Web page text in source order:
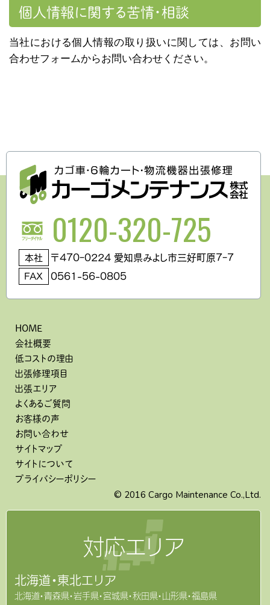
個人情報に関する苦情・相談
当社における個人情報の取り扱いに関しては、お問い
合わせフォームからお問い合わせください。
0120-320-725
本社 〒470ｰ0224 愛知県みよし市三好町原7ｰ7
FAX 0561-56-0805
HOME
会社概要
低コストの理由
出張修理項目
出張エリア
よくあるご質問
お客様の声
お問い合わせ
サイトマップ
サイトについて
プライバシーポリシー
© 2016 Cargo Maintenance Co.,Ltd.
対応エリア
北海道・東北エリア
北海道・青森県・岩手県・宮城県・秋田県・山形県・福島県